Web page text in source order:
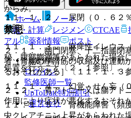
からみ。
禁忌
２．１． 幽門閉塞、十二指腸閉
者［胃腸の平滑筋の収縮及び運動
るおそれがある］〔１１．１．３
２．２． 胃アトニー又は腸アト
作用により症状が悪化するおそれ
１１．１．２． 尿閉（０．６２
参照〕。
１１．１．３． 麻痺性イレウス
秘、腹部膨満等があらわれた場合
処置を行うこと〔２．１参照〕。
１１．１．４． 幻覚・せん妄（
１１．１．５． 腎機能障害（頻
中クレアチニン上昇があらわれた
ホーム
ノート
表・計算
レジメン CTCAE
アル
薬剤情報 ポスト
新規登録
ログイン
監修医師一覧
UpToDate特別割引
運営会社